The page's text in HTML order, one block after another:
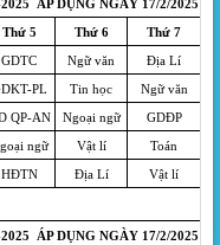
ÁP DỤNG NGÀY 17/2/2025
Thứ 5 Thứ 6 Thứ 7
GDTC Ngữ văn
Địa Lí
PL Tin học
Ngữ văn
QP-AN Ngoại ngữ
GDĐP
ngữ Vật lí
Toán
HĐTN Địa Lí Vật lí
ÁP DỤNG NGÀY 17/2/2025